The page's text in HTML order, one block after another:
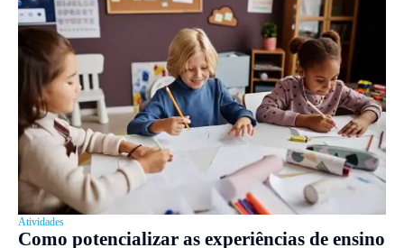
Atividades
Como potencializar as experiências de ensino